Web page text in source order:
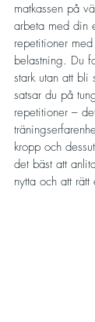
matkassen på
arbeta med din
repetitioner
belastning. Du
stark utan att bli
satsar du på
repetitioner –
kropp och
det bäst att
nytta och att rätt